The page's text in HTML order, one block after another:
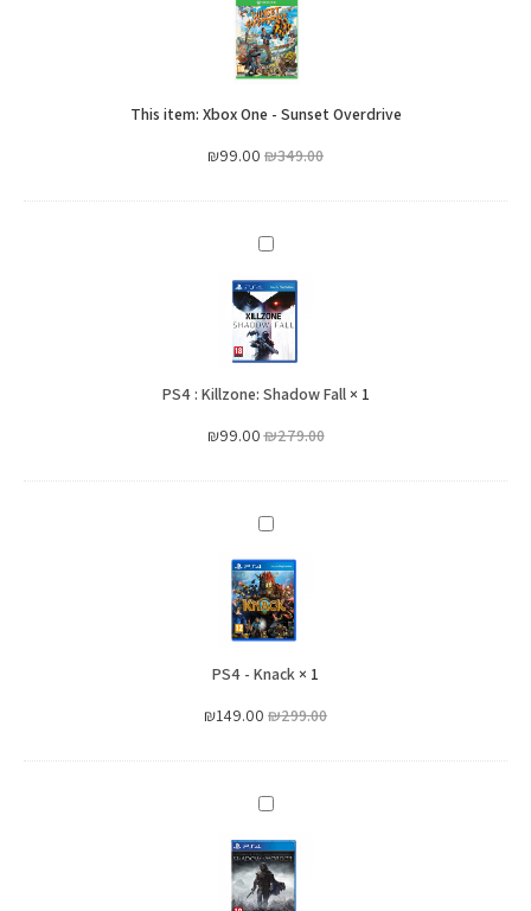
-
Sunset
Overdrive
This item: Xbox One - Sunset Overdrive
₪349.00
₪99.00
PS4
:
Killzone:
Shadow
Fall
1
×
PS4 : Killzone: Shadow Fall
₪279.00
₪99.00
PS4
-
Knack
1
×
PS4 - Knack
₪299.00
₪149.00
PS4
–
Middle
Earth: